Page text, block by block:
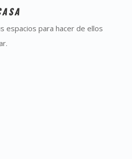
espacios para hacer de ellos